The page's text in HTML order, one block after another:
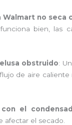
Walmart no seca
bien, las
obstruido:
de aire caliente
con el
afectar el secado.